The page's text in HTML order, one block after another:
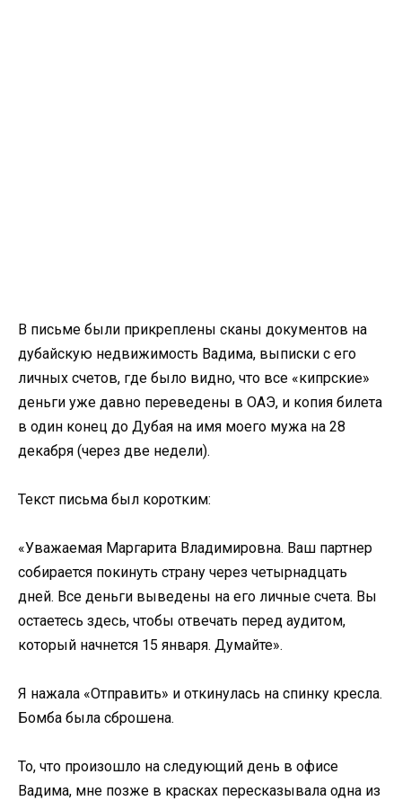
В письме были прикреплены сканы документов на
дубайскую недвижимость Вадима, выписки с его
личных счетов, где было видно, что все «кипрские»
деньги уже давно переведены в ОАЭ, и копия билета
в один конец до Дубая на имя моего мужа на 28
декабря (через две недели).
Текст письма был коротким:
«Уважаемая Маргарита Владимировна. Ваш партнер
собирается покинуть страну через четырнадцать
дней. Все деньги выведены на его личные счета. Вы
остаетесь здесь, чтобы отвечать перед аудитом,
который начнется 15 января. Думайте».
Я нажала «Отправить» и откинулась на спинку кресла.
Бомба была сброшена.
То, что произошло на следующий день в офисе
Вадима, мне позже в красках пересказывала одна из